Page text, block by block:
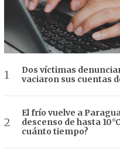
Dos víctimas
vaciaron sus cuentas
El frío vuelve a
descenso de hasta
cuánto tiempo?